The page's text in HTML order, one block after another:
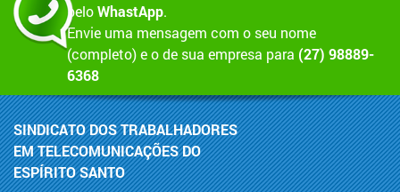
peloWhastApp.
Envie uma mensagem com o seu nome
(completo) e o de sua empresa para (27) 98889-
6368
SINDICATO DOS TRABALHADORES
EM TELECOMUNICAÇÕES DO
ESPÍRITO SANTO